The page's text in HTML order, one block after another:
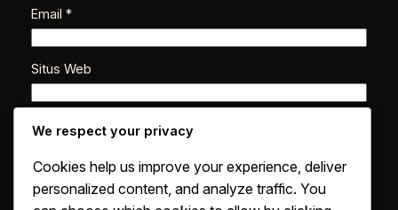
Email *
Situs Web
Simpan nama, email, dan situs web saya pada
We respect your privacy
Cookies help us improve your experience, deliver
personalized content, and analyze traffic. You